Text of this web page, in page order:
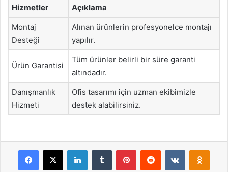
Hizmetler Açıklama
Montaj
Desteği
Alınan ürünlerin profesyonelce montajı
yapılır.
Ürün Garantisi
Tüm ürünler belirli bir süre garanti
altındadır.
Danışmanlık
Hizmeti
Ofis tasarımı için uzman ekibimizle
destek alabilirsiniz.
Facebook
X LinkedInTumblr PinterestReddit VKontakte